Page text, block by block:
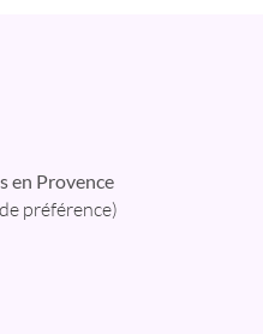
en Provence
préférence)